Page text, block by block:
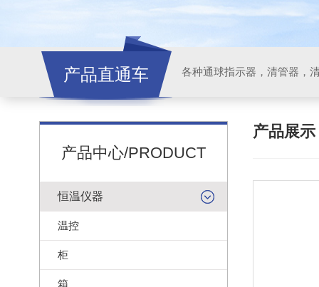
产品直通车 各种通球指示器，清管器，
产品中心/PRODUCT
恒温仪器
温控
柜
箱
产品展示